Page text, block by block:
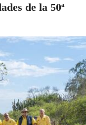
de la 50ª